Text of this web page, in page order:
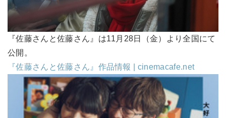
『佐藤さんと佐藤さん』は11月28日（金）より全国にて
公開。
『佐藤さんと佐藤さん』作品情報 | cinemacafe.net